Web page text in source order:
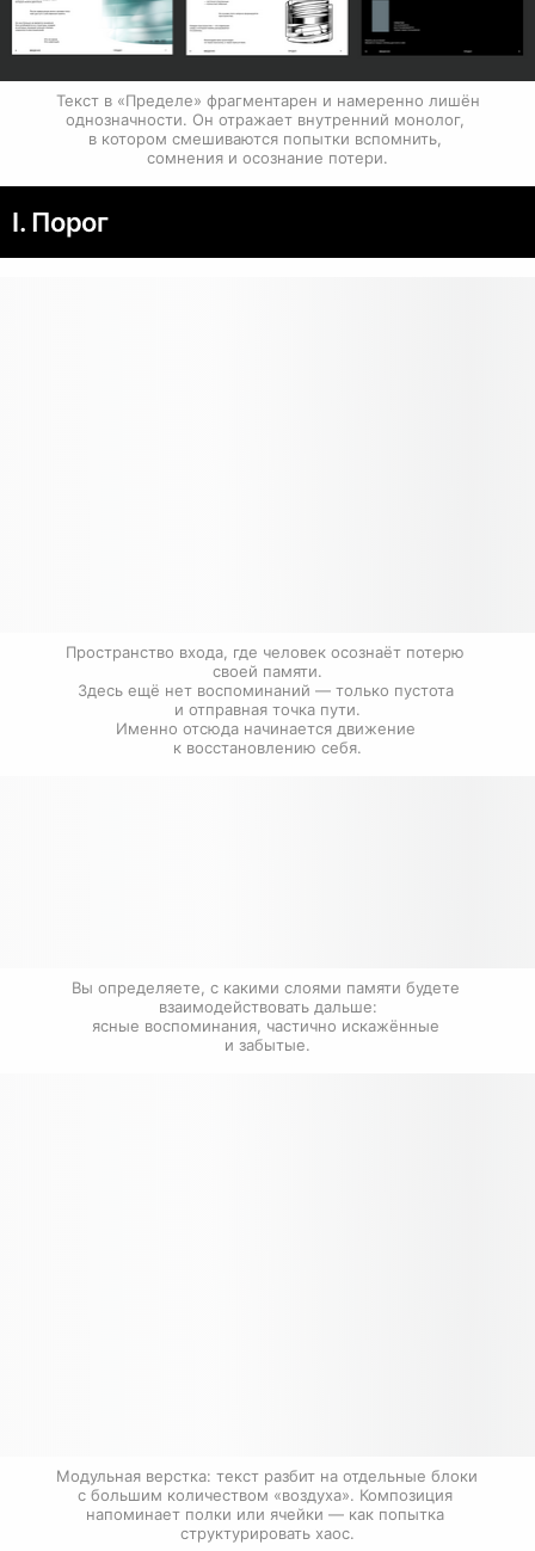
Текст в «Пределе» фрагментарен и намеренно лишён
однозначности. Он отражает внутренний монолог,
в котором смешиваются попытки вспомнить,
сомнения и осознание потери.
I. Порог
Пространство входа, где человек осознаёт потерю
своей памяти.
Здесь ещё нет воспоминаний — только пустота
и отправная точка пути.
Именно отсюда начинается движение
к восстановлению себя.
Вы определяете, с какими слоями памяти будете
взаимодействовать дальше:
ясные воспоминания, частично искажённые
и забытые.
Модульная верстка: текст разбит на отдельные блоки
с большим количеством «воздуха». Композиция
напоминает полки или ячейки — как попытка
структурировать хаос.